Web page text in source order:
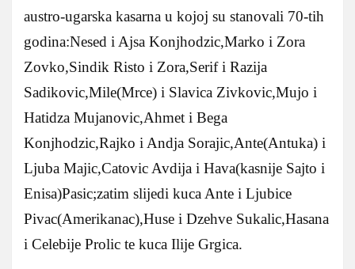
austro-ugarska kasarna u kojoj su stanovali 70-tih
godina:Nesed i Ajsa Konjhodzic,Marko i Zora
Zovko,Sindik Risto i Zora,Serif i Razija
Sadikovic,Mile(Mrce) i Slavica Zivkovic,Mujo i
Hatidza Mujanovic,Ahmet i Bega
Konjhodzic,Rajko i Andja Sorajic,Ante(Antuka) i
Ljuba Majic,Catovic Avdija i Hava(kasnije Sajto i
Enisa)Pasic;zatim slijedi kuca Ante i Ljubice
Pivac(Amerikanac),Huse i Dzehve Sukalic,Hasana
i Celebije Prolic te kuca Ilije Grgica.